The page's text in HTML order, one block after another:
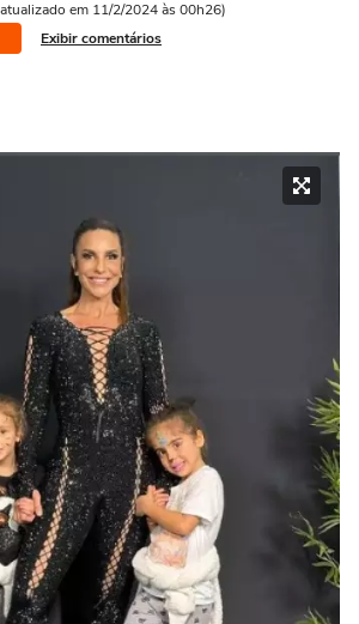
em 11/2/2024 às 00h26)
Exibir comentários